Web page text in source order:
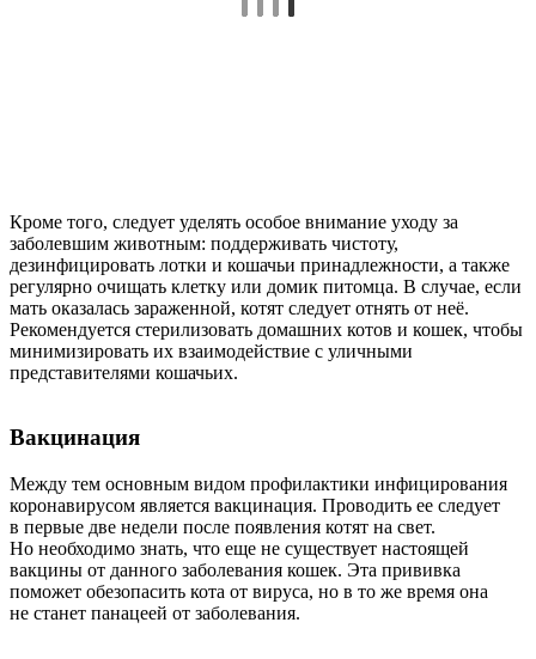
Кроме того, следует уделять особое внимание уходу за
заболевшим животным: поддерживать чистоту,
дезинфицировать лотки и кошачьи принадлежности, а также
регулярно очищать клетку или домик питомца. В случае, если
мать оказалась зараженной, котят следует отнять от неё.
Рекомендуется стерилизовать домашних котов и кошек, чтобы
минимизировать их взаимодействие с уличными
представителями кошачьих.
Вакцинация
Между тем основным видом профилактики инфицирования
коронавирусом является вакцинация. Проводить ее следует
в первые две недели после появления котят на свет.
Но необходимо знать, что еще не существует настоящей
вакцины от данного заболевания кошек. Эта прививка
поможет обезопасить кота от вируса, но в то же время она
не станет панацеей от заболевания.